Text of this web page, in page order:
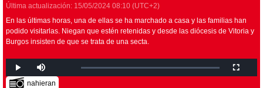
Última actualización: 15/05/2024 08:10 (UTC+2)
En las últimas horas, una de ellas se ha marchado a casa y las familias han
podido visitarlas. Niegan que estén retenidas y desde las diócesis de Vitoria y
Burgos insisten de que se trata de una secta.
nahieran